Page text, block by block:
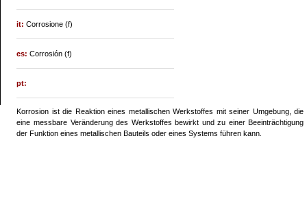
it:Corrosione (f)
es:Corrosión (f)
pt:
Korrosion ist die Reaktion eines metallischen Werkstoffes mit seiner Umgebung, die
eine messbare Veränderung des Werkstoffes bewirkt und zu einer Beeinträchtigung
der Funktion eines metallischen Bauteils oder eines Systems führen kann.